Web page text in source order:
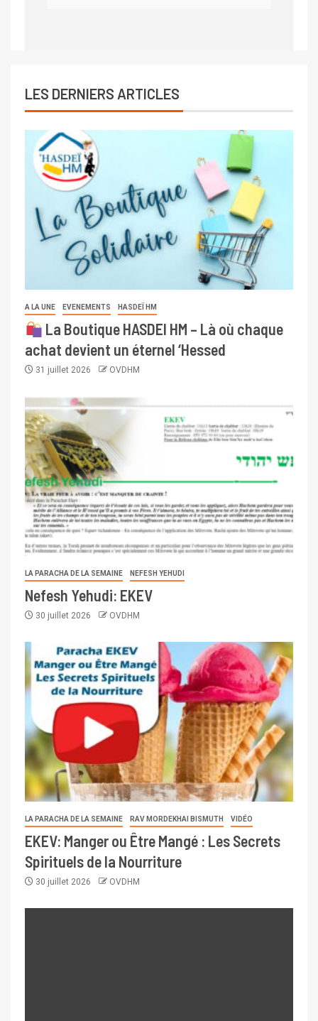
LES DERNIERS ARTICLES
A LA UNE EVENEMENTS HASDEÏ HM
La Boutique HASDEI HM – Là où chaque
achat devient un éternel ‘Hessed
31 juillet 2026 OVDHM
LA PARACHA DE LA SEMAINE NEFESH YEHUDI
Nefesh Yehudi: EKEV
30 juillet 2026 OVDHM
LA PARACHA DE LA SEMAINE RAV MORDEKHAI BISMUTH VIDÉO
EKEV: Manger ou Être Mangé : Les Secrets
Spirituels de la Nourriture
30 juillet 2026 OVDHM